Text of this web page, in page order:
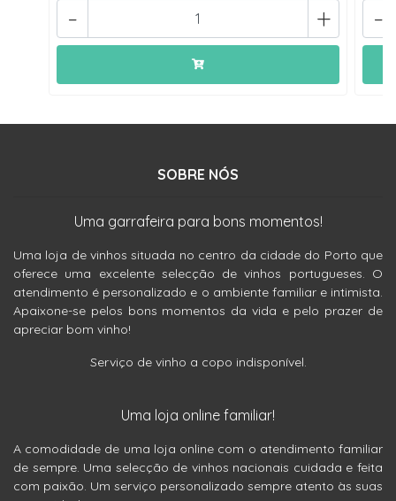
+
- -
SOBRE NÓS
Uma garrafeira para bons momentos!
Uma loja de vinhos situada no centro da cidade do Porto que
oferece uma excelente selecção de vinhos portugueses. O
atendimento é personalizado e o ambiente familiar e intimista.
Apaixone-se pelos bons momentos da vida e pelo prazer de
apreciar bom vinho!
Serviço de vinho a copo indisponível.
Uma loja online familiar!
A comodidade de uma loja online com o atendimento familiar
de sempre. Uma selecção de vinhos nacionais cuidada e feita
com paixão. Um serviço personalizado sempre atento às suas